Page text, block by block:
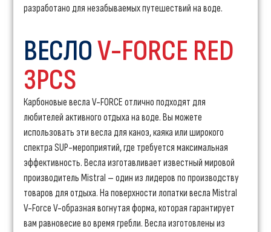
разработано для незабываемых путешествий на воде.
ВЕСЛОV-FORCE RED
3PCS
Карбоновые весла V-FORCE отлично подходят для
любителей активного отдыха на воде. Вы можете
использовать эти весла для каноэ, каяка или широкого
спектра SUP-мероприятий, где требуется максимальная
эффективность. Весла изготавливает известный мировой
производитель Mistral – один из лидеров по производству
товаров для отдыха. На поверхности лопатки весла Mistral
V-Force V-образная вогнутая форма, которая гарантирует
вам равновесие во время гребли. Весла изготовлены из